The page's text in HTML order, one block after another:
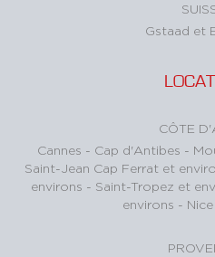
Gstaad et
CÔTE
Cannes - Cap d'Antibes -
Saint-Jean Cap Ferrat et
environs - Saint-Tropez et
environs -